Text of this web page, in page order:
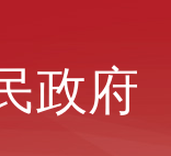
政府